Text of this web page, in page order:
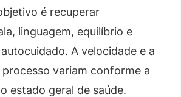
é recuperar
linguagem, equilíbrio e
A velocidade e a
variam conforme a
estado geral de saúde.